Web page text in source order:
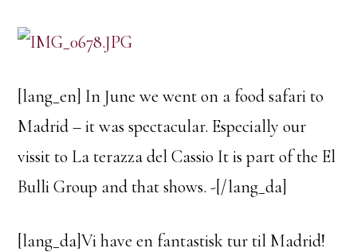
[lang_en] In June we went on a food safari to
Madrid – it was spectacular. Especially our
vissit to La terazza del Cassio It is part of the El
Bulli Group and that shows. -[/lang_da]
[lang_da]Vi have en fantastisk tur til Madrid!